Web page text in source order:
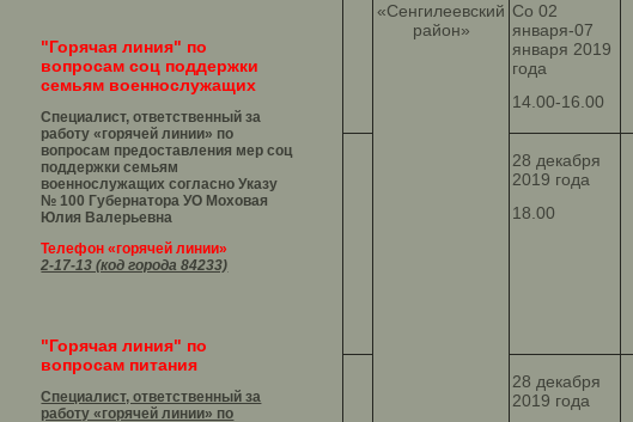
"Горячая линия" по
вопросам соц поддержки
семьям военнослужащих
Специалист, ответственный за
работу «горячей линии» по
вопросам предоставления мер соц
поддержки семьям
военнослужащих согласно Указу
№ 100 Губернатора УО Моховая
Юлия Валерьевна
Телефон «горячей линии»
2-17-13 (код города 84233)
"Горячая линия" по
вопросам питания
Специалист, ответственный за
работу «горячей линии» по
«Сенгилеевский
район»
Со 02
января-07
января 2019
года
14.00-16.00
28 декабря
2019 года
18.00
28 декабря
2019 года